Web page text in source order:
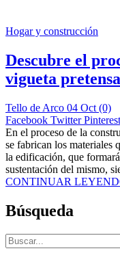
Hogar y construcción
Descubre el
vigueta
Tello de Arco 04 Oct (0)
Facebook Twitter Pinterest
En el proceso de la
se fabrican los materiales
la edificación, que
sustentación del mismo,
CONTINUAR
Búsqueda